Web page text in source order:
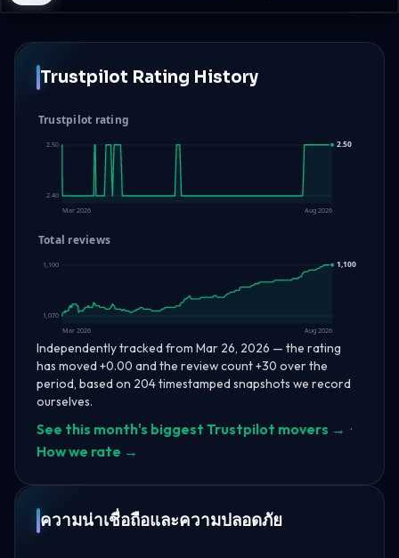
Trustpilot Rating History
Trustpilot rating
2.50
2.40
2.50
Mar 2026 Aug 2026
Total reviews
1,100
1,070
1,100
Mar 2026 Aug 2026
Independently tracked from Mar 26, 2026 — the rating
has moved +0.00 and the review count +30 over the
period, based on 204 timestamped snapshots we record
ourselves.
See this month's biggest Trustpilot movers → ·
How we rate →
ความน่าเชื่อถือและความปลอดภัย